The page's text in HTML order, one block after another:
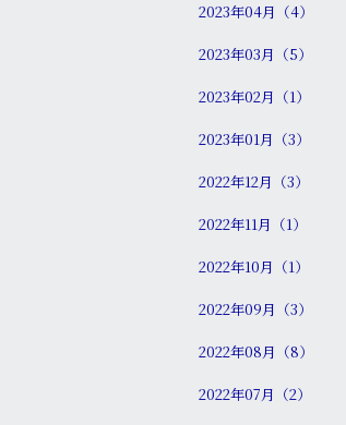
2023年04月（4）
2023年03月（5）
2023年02月（1）
2023年01月（3）
2022年12月（3）
2022年11月（1）
2022年10月（1）
2022年09月（3）
2022年08月（8）
2022年07月（2）